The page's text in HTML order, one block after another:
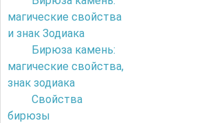
магические свойства
и знак Зодиака
Бирюза камень:
магические свойства,
знак зодиака
Свойства
бирюзы